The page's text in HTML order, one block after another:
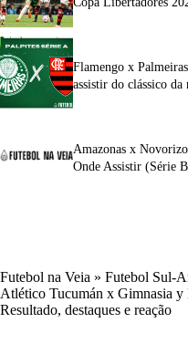
Flamengo x
assistir do clássico da
Amazonas x
Onde Assistir (Série
Futebol na Veia » Futebol Sul-
Atlético Tucumán x Gimnasia y
Resultado, destaques e reação